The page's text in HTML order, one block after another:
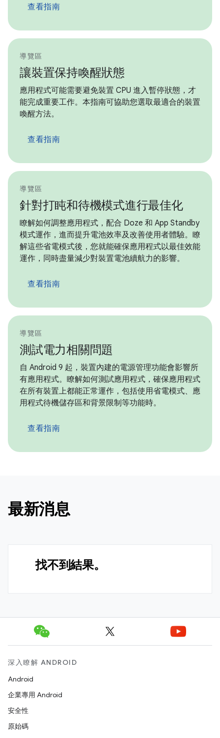
查看指南
導覽區
讓裝置保持喚醒狀態
應用程式可能需要避免裝置 CPU 進入暫停狀態，才
能完成重要工作。本指南可協助您選取最適合的裝置
喚醒方法。
查看指南
導覽區
針對打盹和待機模式進行最佳化
瞭解如何調整應用程式，配合 Doze 和 App Standby
模式運作，進而提升電池效率及改善使用者體驗。瞭
解這些省電模式後，您就能確保應用程式以最佳效能
運作，同時盡量減少對裝置電池續航力的影響。
查看指南
導覽區
測試電力相關問題
自 Android 9 起，裝置內建的電源管理功能會影響所
有應用程式。瞭解如何測試應用程式，確保應用程式
在所有裝置上都能正常運作，包括使用省電模式、應
用程式待機儲存區和背景限制等功能時。
查看指南
最新消息
找不到結果。
深入瞭解 ANDROID
Android
企業專用 Android
安全性
原始碼